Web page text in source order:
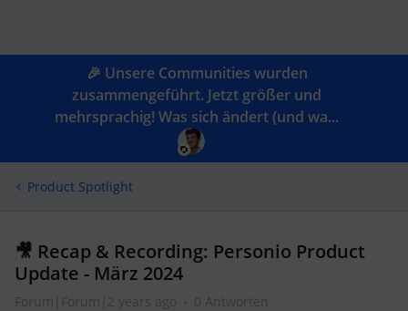
🎉 Unsere Communities wurden
zusammengeführt. Jetzt größer und
mehrsprachig! Was sich ändert (und wa...
Product Spotlight
🎥 Recap & Recording: Personio Product
Update - März 2024
Forum|Forum|2 years ago 0 Antworten